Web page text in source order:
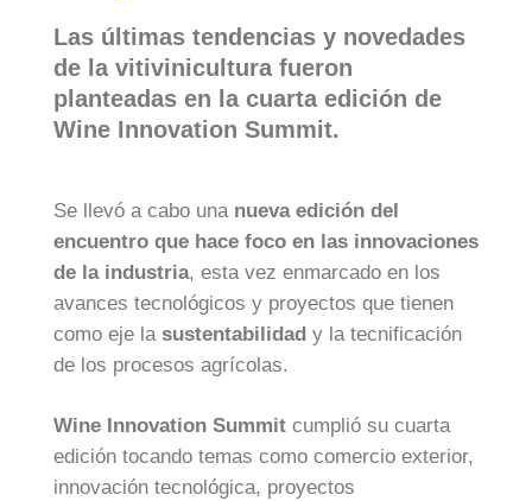
Las últimas tendencias y novedades
de la vitivinicultura fueron
planteadas en la cuarta edición de
Wine Innovation Summit.
Se llevó a cabo una nueva edición del
encuentro que hace foco en las innovaciones
de la industria, esta vez enmarcado en los
avances tecnológicos y proyectos que tienen
como eje la sustentabilidad y la tecnificación
de los procesos agrícolas.
Wine Innovation Summit cumplió su cuarta
edición tocando temas como comercio exterior,
innovación tecnológica, proyectos